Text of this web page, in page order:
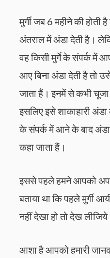
मुर्गी जब 6 महीने की होती है
अंतराल में अंडा देती है।
वह किसी मुर्गे के संपर्क में
आए बिना अंडा देती है तो
जाता हैं। इनमें से कभी
इसलिए इसे शाकाहारी अंडा
के संपर्क में आने के बाद अंडा
कहा जाता हैं।
इससे पहले हमने आपको
बताया था कि पहले मुर्गी
नहीं देखा हो तो देख लीजिये
आशा है आपको हमारी